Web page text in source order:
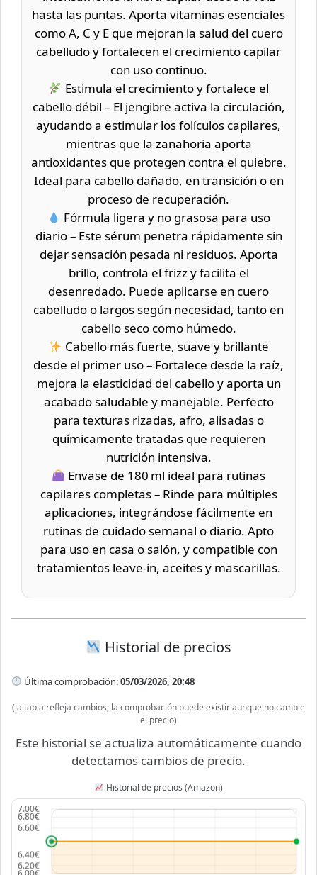
hasta las puntas. Aporta vitaminas esenciales
como A, C y E que mejoran la salud del cuero
cabelludo y fortalecen el crecimiento capilar
con uso continuo.
Estimula el crecimiento y fortalece el
cabello débil – El jengibre activa la circulación,
ayudando a estimular los folículos capilares,
mientras que la zanahoria aporta
antioxidantes que protegen contra el quiebre.
Ideal para cabello dañado, en transición o en
proceso de recuperación.
Fórmula ligera y no grasosa para uso
diario – Este sérum penetra rápidamente sin
dejar sensación pesada ni residuos. Aporta
brillo, controla el frizz y facilita el
desenredado. Puede aplicarse en cuero
cabelludo o largos según necesidad, tanto en
cabello seco como húmedo.
Cabello más fuerte, suave y brillante
desde el primer uso – Fortalece desde la raíz,
mejora la elasticidad del cabello y aporta un
acabado saludable y manejable. Perfecto
para texturas rizadas, afro, alisadas o
químicamente tratadas que requieren
nutrición intensiva.
Envase de 180 ml ideal para rutinas
capilares completas – Rinde para múltiples
aplicaciones, integrándose fácilmente en
rutinas de cuidado semanal o diario. Apto
para uso en casa o salón, y compatible con
tratamientos leave-in, aceites y mascarillas.
Historial de precios
Última comprobación:05/03/2026, 20:48
(la tabla refleja cambios; la comprobación puede existir aunque no cambie
el precio)
Este historial se actualiza automáticamente cuando
detectamos cambios de precio.
Historial de precios (Amazon)